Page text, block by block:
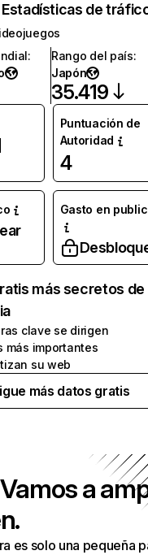
de
:
Rango del país:
Japón
35.419
Puntuación de
Autoridad
4
Gasto en
más secretos de
clave se dirigen
más importantes
su web
más datos gratis
Vamos a
es solo una pequeña